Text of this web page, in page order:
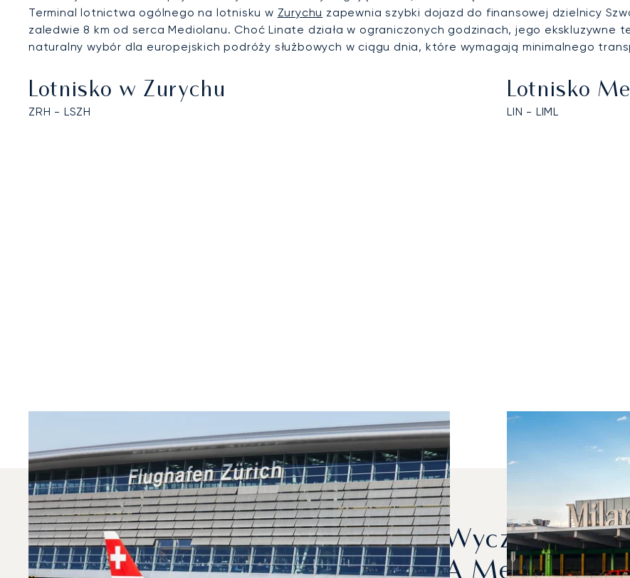
Terminal lotnictwa ogólnego na lotnisku w Zurychu zapewnia szybki dojazd do finansowej dzielnicy
zaledwie 8 km od serca Mediolanu. Choć Linate działa w ograniczonych godzinach, jego ekskluzywne
naturalny wybór dla europejskich podróży służbowych w ciągu dnia, które wymagają minimalnego
Lotnisko w Zurychu
ZRH - LSZH
Lotnisko
LIN - LIML
Jakie Rodzaje Samolotów Mogę
Zurychem A